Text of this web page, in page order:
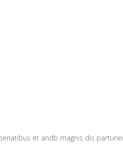
et andb magnis dis